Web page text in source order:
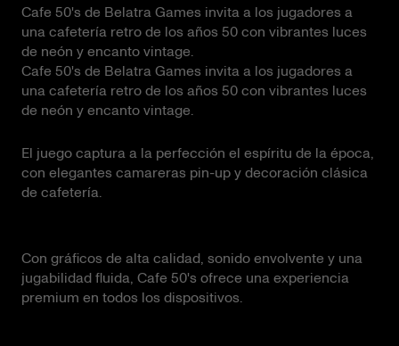
Cafe 50's de Belatra Games invita a los jugadores a
una cafetería retro de los años 50 con vibrantes luces
de neón y encanto vintage.
Cafe 50's de Belatra Games invita a los jugadores a
una cafetería retro de los años 50 con vibrantes luces
de neón y encanto vintage.
El juego captura a la perfección el espíritu de la época,
con elegantes camareras pin-up y decoración clásica
de cafetería.
Con gráficos de alta calidad, sonido envolvente y una
jugabilidad fluida, Cafe 50's ofrece una experiencia
premium en todos los dispositivos.